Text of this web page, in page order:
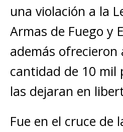
una violación a la
Armas de Fuego y
además ofrecieron
cantidad de 10 mil
las dejaran en
Fue en el cruce de